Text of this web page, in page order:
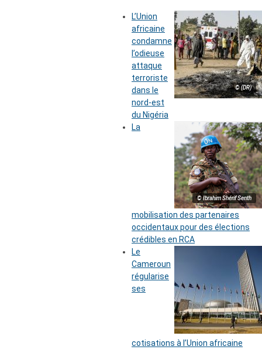
© (DR)
L’Union
africaine
condamne
l’odieuse
attaque
terroriste
dans le
nord-est
du Nigéria
© Ibrahim Shérif Senth
La
mobilisation des partenaires
occidentaux pour des élections
crédibles en RCA
Le
Cameroun
régularise
ses
cotisations à l’Union africaine